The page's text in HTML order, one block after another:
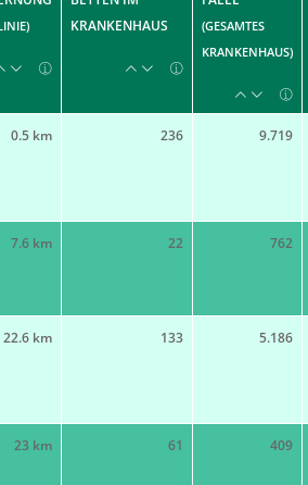
KRANKENHAUS
(GESAMTES
KRANKENHAUS)
0.5 km 236 9.719
7.6 km 22 762
22.6 km 133 5.186
23 km 61 409